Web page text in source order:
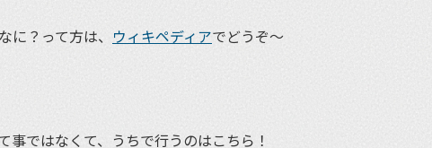
に？って方は、 ウィキペディアでどうぞ〜
事ではなくて、うちで行うのはこちら！